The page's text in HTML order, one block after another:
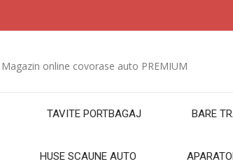
TAVITE PORTBAGAJ BARE
HUSE SCAUNE AUTO